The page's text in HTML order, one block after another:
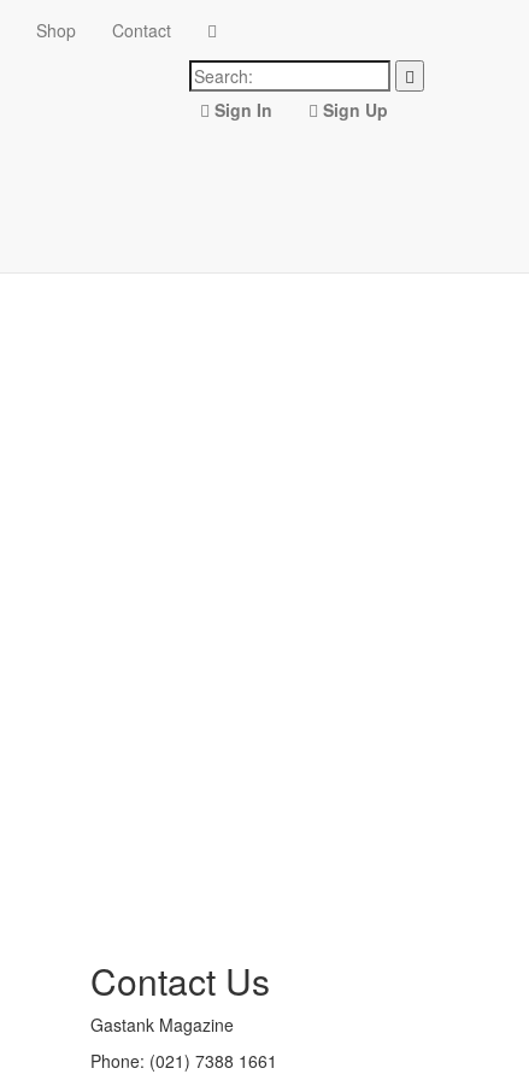
Shop Contact
Sign In Sign Up
Contact Us
Gastank Magazine
Phone: (021) 7388 1661